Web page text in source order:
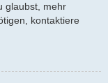
glaubst, mehr
kontaktiere